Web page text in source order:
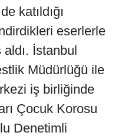
katıldığı
eserlerle
İstanbul
Müdürlüğü ile
iş birliğinde
Çocuk Korosu
Denetimli